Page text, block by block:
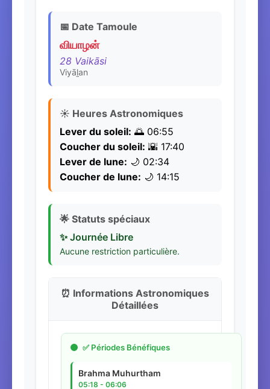
📅 Date Tamoule
வியாழன்
28 Vaikāsi
Viyāḻan
☀️ Heures Astronomiques
Lever du soleil: 🌅 06:55
Coucher du soleil: 🌇 17:40
Lever de lune: 🌙 02:34
Coucher de lune: 🌙 14:15
🌟 Statuts spéciaux
✨ Journée Libre
Aucune restriction particulière.
⏰ Informations Astronomiques
Détaillées
✅ Périodes Bénéfiques
Brahma Muhurtham
05:18 - 06:06